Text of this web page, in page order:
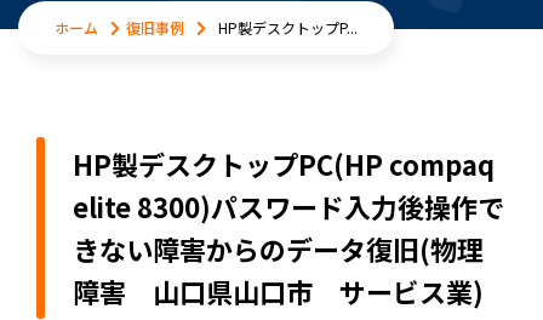
ホーム 復旧事例 HP製デスクトップP...
HP製デスクトップPC(HP compaq
elite 8300)パスワード入力後操作で
きない障害からのデータ復旧(物理
障害 山口県山口市 サービス業)